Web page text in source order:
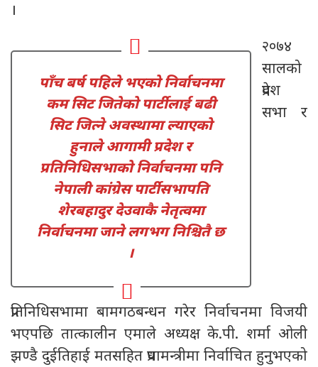
।
पाँच बर्ष पहिले भएको निर्वाचनमा
कम सिट जितेको पार्टीलाई बढी
सिट जित्ने अवस्थामा ल्याएको
हुनाले आगामी प्रदेश र
प्रतिनिधिसभाको निर्वाचनमा पनि
नेपाली कांग्रेस पार्टीसभापति
शेरबहादुर देउवाकै नेतृत्वमा
निर्वाचनमा जाने लगभग निश्चितै छ
।
२०७४
सालको
प्रदेश
सभा र
प्रतिनिधिसभामा बामगठबन्धन गरेर निर्वाचनमा विजयी
भएपछि तात्कालीन एमाले अध्यक्ष के.पी. शर्मा ओली
झण्डै दुईतिहाई मतसहित प्रधामन्त्रीमा निर्वाचित हुनुभएको